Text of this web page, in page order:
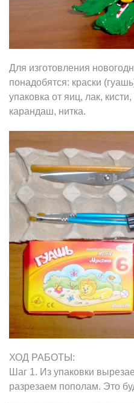
Для изготовления
понадобятся: краски
упаковка от яиц, лак,
карандаш, нитка.
ХОД РАБОТЫ:
Шаг 1. Из упаковки
разрезаем пополам. Это